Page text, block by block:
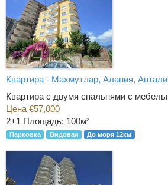
Квартира - Махмутлар, Алания,
Квартира с двумя спальнями с
Цена €57,000
2+1 Площадь: 100м²
Парковка Видовая До моря 12км